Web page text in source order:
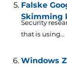
Falske
Skimming
Security
that is using...
Windows